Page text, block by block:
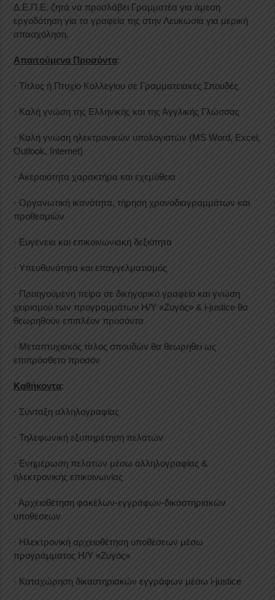
Δ.Ε.Π.Ε. ζητά να προσλάβει Γραμματέα για άμεση
εργοδότηση για τα γραφεία της στην Λευκωσία για μερική
απασχόληση.
Απαιτούμενα Προσόντα:
· Τίτλος ή Πτυχίο Κολλεγίου σε Γραμματειακές Σπουδές
· Καλή γνώση της Ελληνικής και της Αγγλικής Γλώσσας
· Καλή γνώση ηλεκτρονικών υπολογιστών (MS Word, Excel,
Outlook, Internet)
· Ακεραιότητα χαρακτήρα και εχεμύθεια
· Οργανωτική ικανότητα, τήρηση χρονοδιαγραμμάτων και
προθεσμιών
· Ευγένεια και επικοινωνιακή δεξιότητα
· Υπευθυνότητα και επαγγελματισμός
· Προηγούμενη πείρα σε δικηγορικό γραφείο και γνώση
χειρισμού των προγραμμάτων Η/Υ «Ζυγός» & i-justice θα
θεωρηθούν επιπλέον προσόντα
· Μεταπτυχιακός τίτλος σπουδών θα θεωρηθεί ως
επιπρόσθετο προσόν
Καθήκοντα:
· Σύνταξη αλληλογραφίας
· Τηλεφωνική εξυπηρέτηση πελατών
· Ενημέρωση πελατών μέσω αλληλογραφίας &
ηλεκτρονικής επικοινωνίας
· Αρχειοθέτηση φακέλων-εγγράφων-δικαστηριακών
υποθέσεων
· Ηλεκτρονική αρχειοθέτηση υποθέσεων μέσω
προγράμματος Η/Υ «Ζυγός»
· Καταχώρηση δικαστηριακών εγγράφων μέσω i-justice